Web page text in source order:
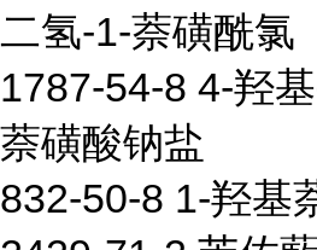
二氢-1-萘磺酰氯
1787-54-8 4-羟
萘磺酸钠盐
832-50-8 1-羟基